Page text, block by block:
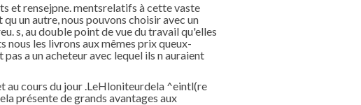
et rensejpne. mentsrelatifs à cette vaste
un autre, nous pouvons choisir avec un
s, au double point de vue du travail qu'elles
les livrons aux mêmes prix queux-
a un acheteur avec lequel ils n auraient
au cours du jour .LeHloniteurdela ^eintl(re
présente de grands avantages aux